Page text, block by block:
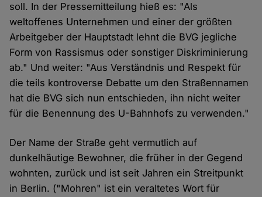
soll. In der Pressemitteilung hieß es: "Als
weltoffenes Unternehmen und einer der größten
Arbeitgeber der Hauptstadt lehnt die BVG jegliche
Form von Rassismus oder sonstiger Diskriminierung
ab." Und weiter: "Aus Verständnis und Respekt für
die teils kontroverse Debatte um den Straßennamen
hat die BVG sich nun entschieden, ihn nicht weiter
für die Benennung des U-Bahnhofs zu verwenden."
Der Name der Straße geht vermutlich auf
dunkelhäutige Bewohner, die früher in der Gegend
wohnten, zurück und ist seit Jahren ein Streitpunkt
in Berlin. ("Mohren" ist ein veraltetes Wort für